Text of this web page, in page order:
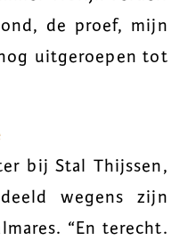
de proef, mijn
uitgeroepen tot
bij Stal Thijssen,
wegens zijn
“En terecht.